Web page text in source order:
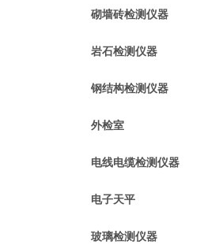
砌墙砖检测仪器
岩石检测仪器
钢结构检测仪器
外检室
电线电缆检测仪器
电子天平
玻璃检测仪器